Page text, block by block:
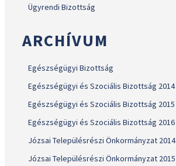
Ügyrendi Bizottság
ARCHÍVUM
Egészségügyi Bizottság
Egészségügyi és Szociális Bizottság 2014
Egészségügyi és Szociális Bizottság 2015
Egészségügyi és Szociális Bizottság 2016
Józsai Településrészi Önkormányzat 2014
Józsai Településrészi Önkormányzat 2015